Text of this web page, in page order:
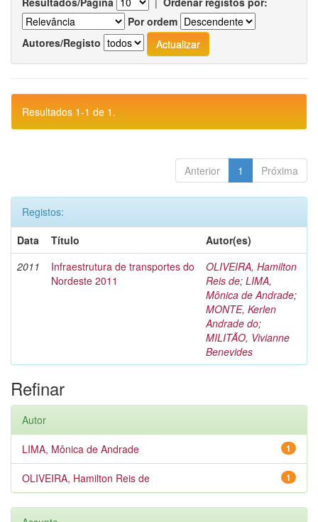
Por ordem
Autores/Registo
Resultados 1-1 de 1.
Anterior 1 Próxima
Registos:
Data
Título
Autor(es)
2011
Infraestrutura de transportes do
Nordeste 2011
OLIVEIRA, Hamilton
Reis de; LIMA,
Mônica de Andrade;
MONTE, Kerlen
Andrade do;
MILITÃO, Vivianne
Benevides
Refinar
Autor
1
LIMA, Mônica de Andrade
1
OLIVEIRA, Hamilton Reis de